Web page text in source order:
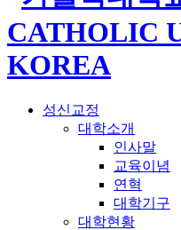
성신교정
대학소개
인사말
교육이념
연혁
대학기구
대학현황